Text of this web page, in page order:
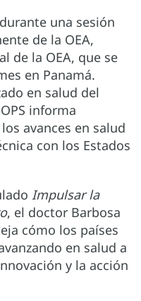
una sesión
de la OEA,
de la OEA, que se
en Panamá.
en salud del
informa
avances en salud
con los Estados
Impulsar la
, el doctor Barbosa
cómo los países
en salud a
y la acción